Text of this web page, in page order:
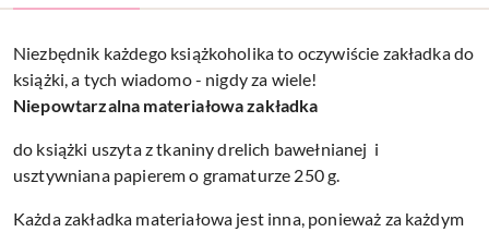
Niezbędnik każdego książkoholika to oczywiście zakładka do
książki, a tych wiadomo - nigdy za wiele!
Niepowtarzalna materiałowa zakładka
do książki uszyta z tkaniny drelich bawełnianej i
usztywniana papierem o gramaturze 250 g.
Każda zakładka materiałowa jest inna, ponieważ za każdym